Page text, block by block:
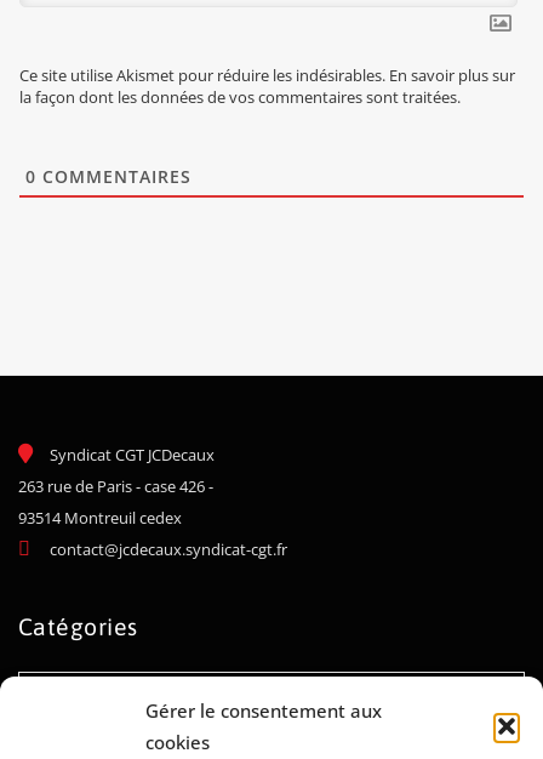
Gérer le consentement aux
cookies
Ce site utilise Akismet pour réduire les indésirables. En savoir plus sur
la façon dont les données de vos commentaires sont traitées.
0 COMMENTAIRES
Syndicat CGT JCDecaux
263 rue de Paris - case 426 -
93514 Montreuil cedex
contact@jcdecaux.syndicat-cgt.fr
Catégories
Catégories